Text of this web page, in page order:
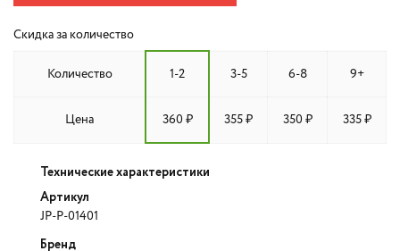
Скидка за количество
Количество 1-2 3-5 6-8 9+
Цена 360 ₽ 355 ₽ 350 ₽ 335 ₽
Технические характеристики
Артикул
JP-P-01401
Бренд